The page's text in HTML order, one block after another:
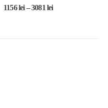
1156lei–3081 lei